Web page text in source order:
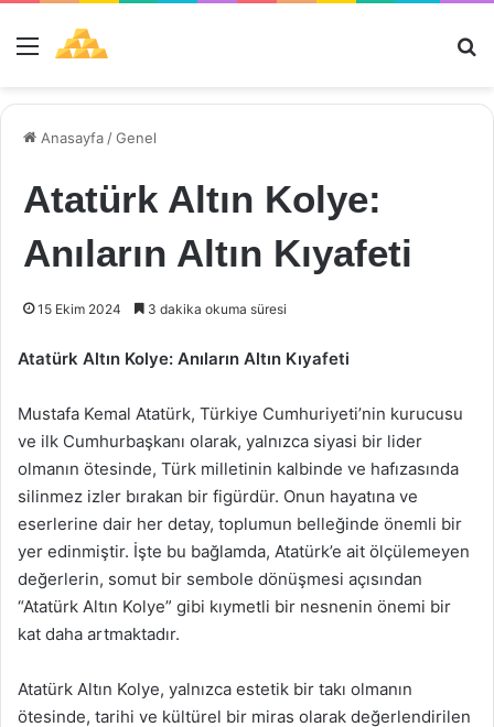
Menü
Anasayfa /Genel
Atatürk Altın Kolye:
Anıların Altın Kıyafeti
15 Ekim 2024 3 dakika okuma süresi
Atatürk Altın Kolye: Anıların Altın Kıyafeti
Mustafa Kemal Atatürk, Türkiye Cumhuriyeti’nin kurucusu
ve ilk Cumhurbaşkanı olarak, yalnızca siyasi bir lider
olmanın ötesinde, Türk milletinin kalbinde ve hafızasında
silinmez izler bırakan bir figürdür. Onun hayatına ve
eserlerine dair her detay, toplumun belleğinde önemli bir
yer edinmiştir. İşte bu bağlamda, Atatürk’e ait ölçülemeyen
değerlerin, somut bir sembole dönüşmesi açısından
“Atatürk Altın Kolye” gibi kıymetli bir nesnenin önemi bir
kat daha artmaktadır.
Atatürk Altın Kolye, yalnızca estetik bir takı olmanın
ötesinde, tarihi ve kültürel bir miras olarak değerlendirilen